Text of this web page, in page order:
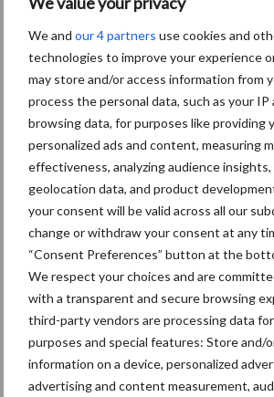
We and our 4 partners use cookies and
technologies to improve your experience
may store and/or access information from
process the personal data, such as your IP
browsing data, for purposes like providing
personalized ads and content, measuring
effectiveness, analyzing audience
geolocation data, and product
your consent will be valid across all our
change or withdraw your consent at any
“Consent Preferences” button at the
We respect your choices and are
with a transparent and secure browsing
third-party vendors are processing data
purposes and special features: Store and/
information on a device, personalized
advertising and content measurement,
cruise control van auto’s) of tijdens
snelheden met een bezem, een
ECO-Ride: met deze functie wordt het
het optimale efficiëncyniveau verlaagd
bespaart.
Florian Hilbert; “We weten zeker dat klanten
standaardfuncties enorm op prijs zullen
motortoerental optimaliseren zodra de
gestabiliseerd. In combinatie met
van alle voordelen van ECO-Ride binnen het
toerentalbereik van uw machine.”